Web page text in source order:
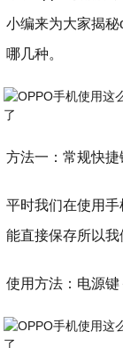
小编来为大家揭
哪几种。
方法一：常规快捷
平时我们在使用
能直接保存所以我
使用方法：电源键